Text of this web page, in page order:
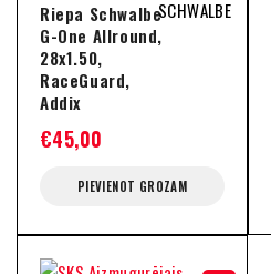
Riepa Schwalbe
G-One Allround,
28x1.50,
RaceGuard,
Addix
€45,00
PIEVIENOT GROZAM